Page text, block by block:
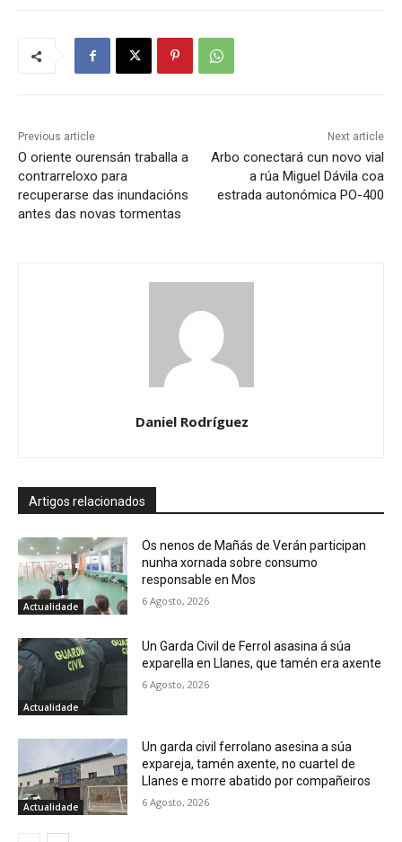
Previous article
O oriente ourensán traballa a
contrarreloxo para
recuperarse das inundacións
antes das novas tormentas
Next article
Arbo conectará cun novo vial
a rúa Miguel Dávila coa
estrada autonómica PO-400
Daniel Rodríguez
Artigos relacionados
Actualidade
Os nenos de Mañás de Verán participan
nunha xornada sobre consumo
responsable en Mos
6 Agosto, 2026
Actualidade
Un Garda Civil de Ferrol asasina á súa
exparella en Llanes, que tamén era axente
6 Agosto, 2026
Actualidade
Un garda civil ferrolano asesina a súa
expareja, tamén axente, no cuartel de
Llanes e morre abatido por compañeiros
6 Agosto, 2026